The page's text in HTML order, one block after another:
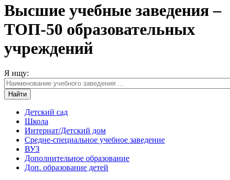
Высшие учебные заведения –
ТОП-50 образовательных
учреждений
Я ищу:
Детский сад
Школа
Интернат/Детский дом
Средне-специальное учебное заведение
ВУЗ
Дополнительное образование
Доп. образование детей